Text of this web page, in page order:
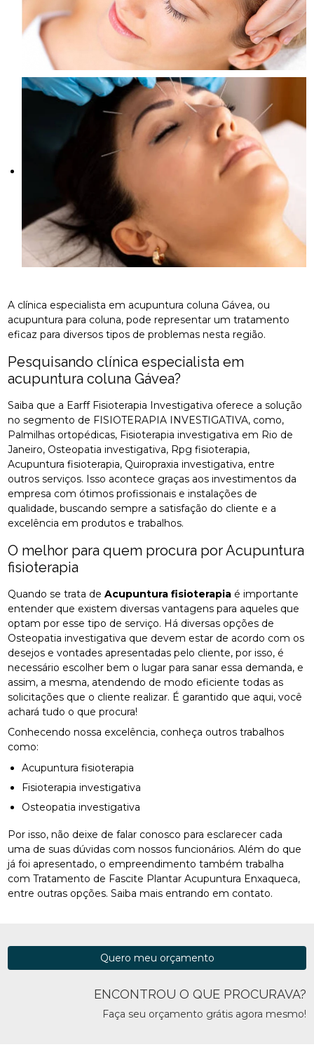
A clínica especialista em acupuntura coluna Gávea, ou
acupuntura para coluna, pode representar um tratamento
eficaz para diversos tipos de problemas nesta região.
Pesquisando clínica especialista em
acupuntura coluna Gávea?
Saiba que a Earff Fisioterapia Investigativa oferece a solução
no segmento de FISIOTERAPIA INVESTIGATIVA, como,
Palmilhas ortopédicas, Fisioterapia investigativa em Rio de
Janeiro, Osteopatia investigativa, Rpg fisioterapia,
Acupuntura fisioterapia, Quiropraxia investigativa, entre
outros serviços. Isso acontece graças aos investimentos da
empresa com ótimos profissionais e instalações de
qualidade, buscando sempre a satisfação do cliente e a
excelência em produtos e trabalhos.
O melhor para quem procura por Acupuntura
fisioterapia
Quando se trata deAcupuntura fisioterapia é importante
entender que existem diversas vantagens para aqueles que
optam por esse tipo de serviço. Há diversas opções de
Osteopatia investigativa que devem estar de acordo com os
desejos e vontades apresentadas pelo cliente, por isso, é
necessário escolher bem o lugar para sanar essa demanda, e
assim, a mesma, atendendo de modo eficiente todas as
solicitações que o cliente realizar. É garantido que aqui, você
achará tudo o que procura!
Conhecendo nossa excelência, conheça outros trabalhos
como:
Acupuntura fisioterapia
Fisioterapia investigativa
Osteopatia investigativa
Por isso, não deixe de falar conosco para esclarecer cada
uma de suas dúvidas com nossos funcionários. Além do que
já foi apresentado, o empreendimento também trabalha
com Tratamento de Fascite Plantar Acupuntura Enxaqueca,
entre outras opções. Saiba mais entrando em contato.
ENCONTROU O QUE PROCURAVA?
Faça seu orçamento grátis agora mesmo!
Quero meu orçamento